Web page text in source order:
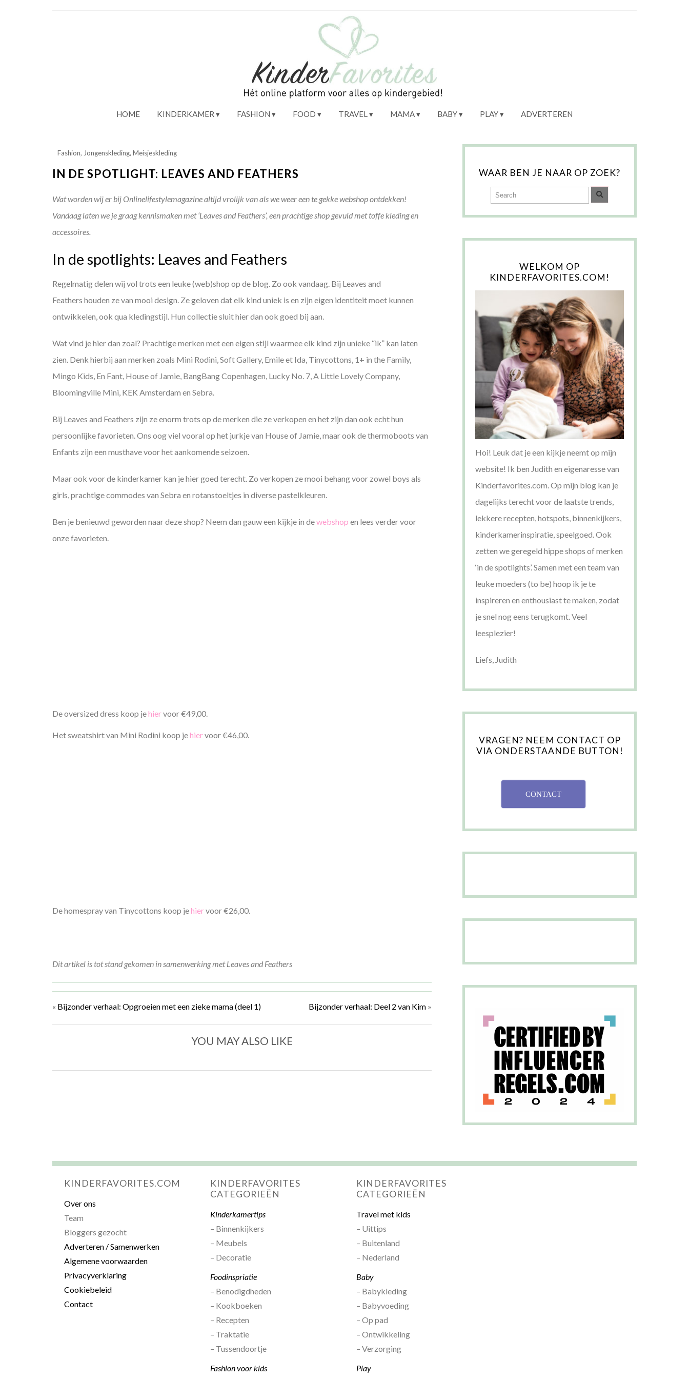
HOME KINDERKAMER FASHION FOOD TRAVEL MAMA BABY PLAY ADVERTEREN
Fashion, Jongenskleding, Meisjeskleding
IN DE SPOTLIGHT: LEAVES AND FEATHERS
Wat worden wij er bij Onlinelifestylemagazine altijd vrolijk van als we weer een te gekke webshop ontdekken!
Vandaag laten we je graag kennismaken met ‘Leaves and Feathers’, een prachtige shop gevuld met toffe kleding en
accessoires.
In de spotlights: Leaves and Feathers
Regelmatig delen wij vol trots een leuke (web)shop op de blog. Zo ook vandaag. Bij Leaves and
Feathers houden ze van mooi design. Ze geloven dat elk kind uniek is en zijn eigen identiteit moet kunnen
ontwikkelen, ook qua kledingstijl. Hun collectie sluit hier dan ook goed bij aan.
Wat vind je hier dan zoal? Prachtige merken met een eigen stijl waarmee elk kind zijn unieke “ik” kan laten
zien. Denk hierbij aan merken zoals Mini Rodini, Soft Gallery, Emile et Ida, Tinycottons, 1+ in the Family,
Mingo Kids, En Fant, House of Jamie, BangBang Copenhagen, Lucky No. 7, A Little Lovely Company,
Bloomingville Mini, KEK Amsterdam en Sebra.
Bij Leaves and Feathers zijn ze enorm trots op de merken die ze verkopen en het zijn dan ook echt hun
persoonlijke favorieten. Ons oog viel vooral op het jurkje van House of Jamie, maar ook de thermoboots van
Enfants zijn een musthave voor het aankomende seizoen.
Maar ook voor de kinderkamer kan je hier goed terecht. Zo verkopen ze mooi behang voor zowel boys als
girls, prachtige commodes van Sebra en rotanstoeltjes in diverse pastelkleuren.
Ben je benieuwd geworden naar deze shop? Neem dan gauw een kijkje in dewebshop en lees verder voor
onze favorieten.
De oversized dress koop jehiervoor €49,00.
Het sweatshirt van Mini Rodini koop jehiervoor €46,00.
De homespray van Tinycottons koop jehiervoor €26,00.
Dit artikel is tot stand gekomen in samenwerking met Leaves and Feathers
« Bijzonder verhaal: Opgroeien met een zieke mama (deel 1) Bijzonder verhaal: Deel 2 van Kim »
YOU MAY ALSO LIKE
WAAR BEN JE NAAR OP ZOEK?
WELKOM OP
KINDERFAVORITES.COM!
Hoi! Leuk dat je een kijkje neemt op mijn
website! Ik ben Judith en eigenaresse van
Kinderfavorites.com. Op mijn blog kan je
dagelijks terecht voor de laatste trends,
lekkere recepten, hotspots, binnenkijkers,
kinderkamerinspiratie, speelgoed. Ook
zetten we geregeld hippe shops of merken
‘in de spotlights’. Samen met een team van
leuke moeders (to be) hoop ik je te
inspireren en enthousiast te maken, zodat
je snel nog eens terugkomt. Veel
leesplezier!
Liefs, Judith
VRAGEN? NEEM CONTACT OP
VIA ONDERSTAANDE BUTTON!
CONTACT
KINDERFAVORITES.COM
Over ons
Team
Bloggers gezocht
Adverteren / Samenwerken
Algemene voorwaarden
Privacyverklaring
Cookiebeleid
Contact
KINDERFAVORITES
CATEGORIEËN
Kinderkamertips
– Binnenkijkers
– Meubels
– Decoratie
Foodinspriatie
– Benodigdheden
– Kookboeken
– Recepten
– Traktatie
– Tussendoortje
Fashion voor kids
KINDERFAVORITES
CATEGORIEËN
Travel met kids
– Uittips
– Buitenland
– Nederland
Baby
– Babykleding
– Babyvoeding
– Op pad
– Ontwikkeling
– Verzorging
Play